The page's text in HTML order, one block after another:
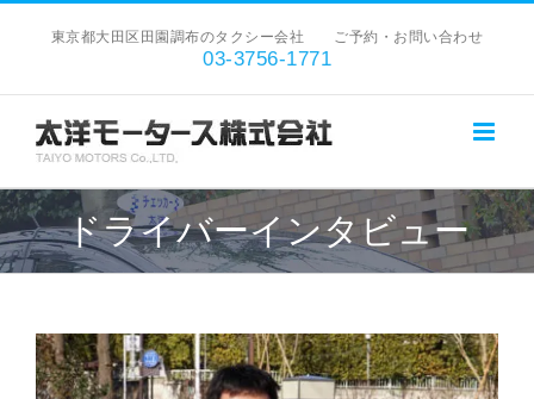
東京都大田区田園調布のタクシー会社 ご予約・お問い合わせ
03-3756-1771
ドライバーインタビュー